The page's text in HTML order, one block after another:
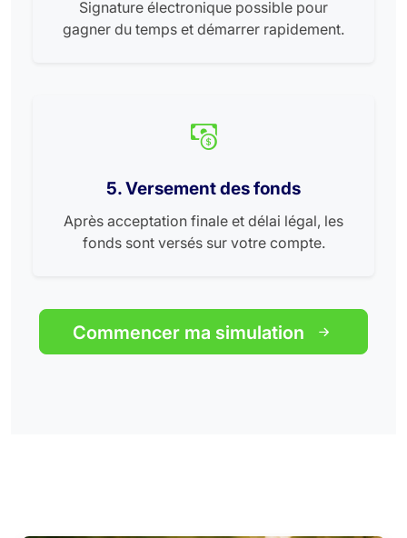
Signature électronique possible pour
gagner du temps et démarrer rapidement.
5. Versement des fonds
Après acceptation finale et délai légal, les
fonds sont versés sur votre compte.
Commencer ma simulation